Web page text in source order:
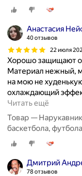
пальцев, 2 пары
Анастасия
40 отзывов
22 июля
Хорошо защищают
Материал нежный,
на мою не
охлаждающий
Читать ещё
Товар —
баскетбола,
пальцев, 2 пары
Дмитрий
78 отзывов